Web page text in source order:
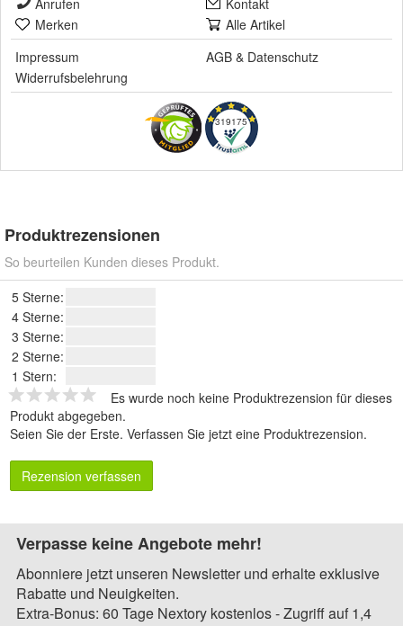
Merken
Alle Artikel
Impressum
AGB & Datenschutz
Widerrufsbelehrung
319175
Produktrezensionen
So beurteilen Kunden dieses Produkt.
5 Sterne:
4 Sterne:
3 Sterne:
2 Sterne:
1 Stern:
Es wurde noch keine Produktrezension für dieses
Produkt abgegeben.
Seien Sie der Erste. Verfassen Sie jetzt eine Produktrezension.
Rezension verfassen
Verpasse keine Angebote mehr!
Abonniere jetzt unseren Newsletter und erhalte exklusive
Rabatte und Neuigkeiten.
Extra-Bonus: 60 Tage Nextory kostenlos - Zugriff auf 1,4